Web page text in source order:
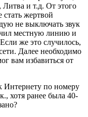
и т.д. От этого
стать жертвой
не выключать звук
местную линию и
же это случилось,
Далее необходимо
вам избавиться от
Интернету по номеру
хотя ранее была 40-